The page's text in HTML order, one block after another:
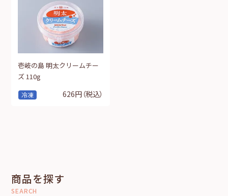
冷凍
壱岐の島 明太クリームチー
ズ 110g
626円（税込）
商品を探す
SEARCH